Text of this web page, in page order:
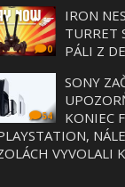
0
IRON
TURRET
PÁLI Z
54
SONY
KONIEC
VYVOLALI